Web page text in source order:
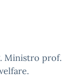
Ministro